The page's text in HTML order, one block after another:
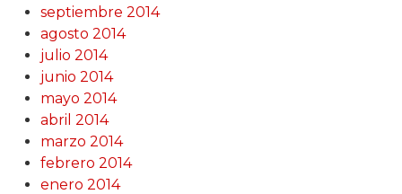
septiembre 2014
agosto 2014
julio 2014
junio 2014
mayo 2014
abril 2014
marzo 2014
febrero 2014
enero 2014